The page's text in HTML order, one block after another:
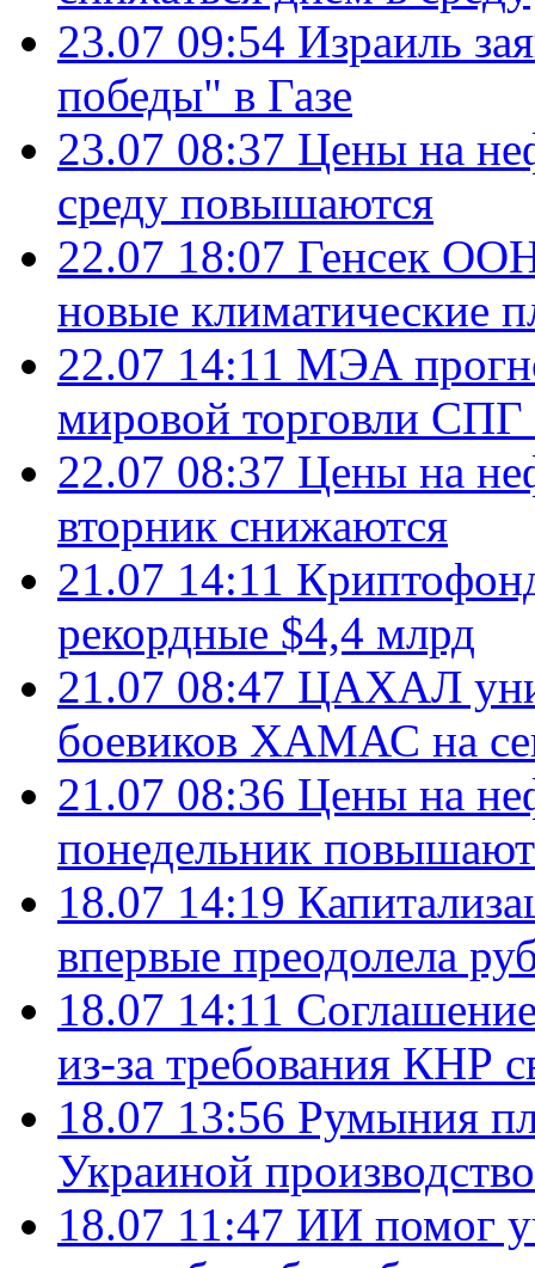
23.07 09:54 Израиль
победы" в Газе
23.07 08:37 Цены на
среду повышаются
22.07 18:07 Генсек ООН
новые климатические
22.07 14:11 МЭА
мировой торговли СПГ
22.07 08:37 Цены на
вторник снижаются
21.07 14:11
рекордные $4,4 млрд
21.07 08:47 ЦАХАЛ
боевиков ХАМАС на
21.07 08:36 Цены на
понедельник
18.07 14:19
впервые преодолела
18.07 14:11
из-за требования КНР
18.07 13:56 Румыния
Украиной
18.07 11:47 ИИ помог